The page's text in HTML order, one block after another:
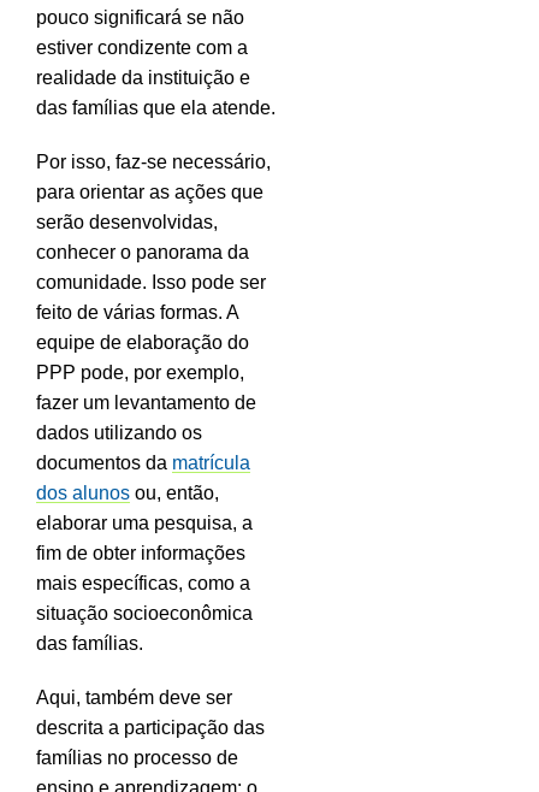
pouco significará se não
estiver condizente com a
realidade da instituição e
das famílias que ela atende.
Por isso, faz-se necessário,
para orientar as ações que
serão desenvolvidas,
conhecer o panorama da
comunidade. Isso pode ser
feito de várias formas. A
equipe de elaboração do
PPP pode, por exemplo,
fazer um levantamento de
dados utilizando os
documentos da matrícula
dos alunos ou, então,
elaborar uma pesquisa, a
fim de obter informações
mais específicas, como a
situação socioeconômica
das famílias.
Aqui, também deve ser
descrita a participação das
famílias no processo de